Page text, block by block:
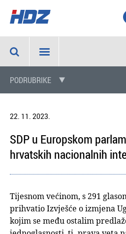
PODRUBRIKE
22. 11. 2023.
SDP u Europskom
hrvatskih nacionalnih
Tijesnom većinom, s 291
prihvatio Izvješće o izmjena
kojim se među ostalim